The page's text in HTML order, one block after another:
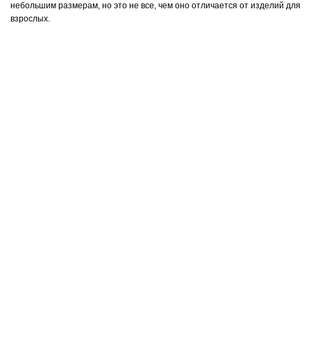
небольшим размерам, но это не все, чем оно отличается от изделий для
взрослых.